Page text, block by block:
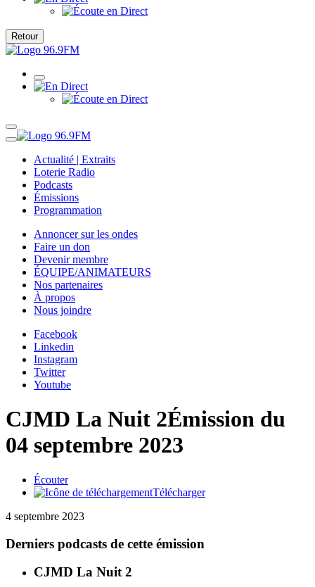
Retour
Actualité | Extraits
Loterie Radio
Podcasts
Émissions
Programmation
Annoncer sur les ondes
Faire un don
Devenir membre
ÉQUIPE/ANIMATEURS
Nos partenaires
À propos
Nous joindre
Facebook
Linkedin
Instagram
Twitter
Youtube
CJMD La Nuit 2Émission du
04 septembre 2023
Écouter
Télécharger
4 septembre 2023
Derniers podcasts de cette émission
CJMD La Nuit 2